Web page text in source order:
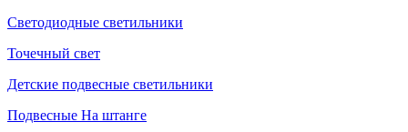
Светодиодные светильники
Точечный свет
Детские подвесные светильники
Подвесные На штанге